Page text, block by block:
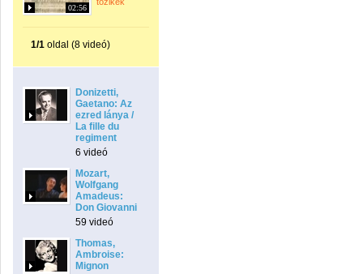
02:56
1/1 oldal (8 videó)
Donizetti,
Gaetano: Az
ezred lánya /
La fille du
regiment
6 videó
Mozart,
Wolfgang
Amadeus:
Don Giovanni
59 videó
Thomas,
Ambroise:
Mignon